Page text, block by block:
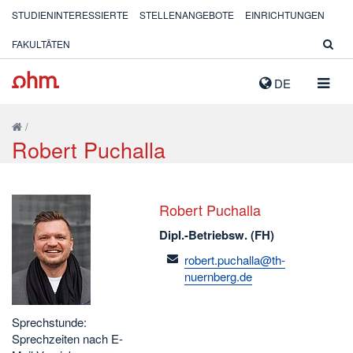
DE
STUDIENINTERESSIERTE STELLENANGEBOTE EINRICHTUNGEN
FAKULTÄTEN
/
Robert Puchalla
Sprechstunde:
Sprechzeiten nach E-
Robert Puchalla
Dipl.-Betriebsw. (FH)
email
robert.puchalla@th-
nuernberg.de